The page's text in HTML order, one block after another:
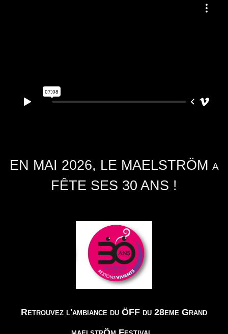
EN MAI 2026, LE MAELSTRÖM a
FÊTE SES 30 ANS !
Retrouvez l'ambiance du ÖFF du 28eme Grand